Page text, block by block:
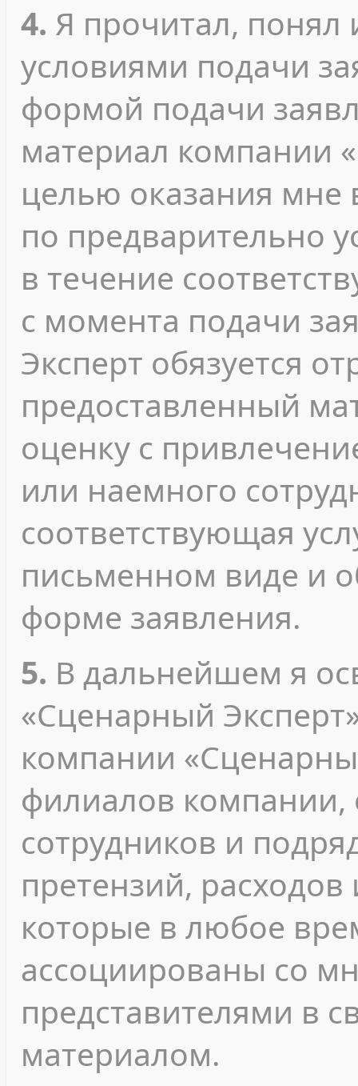
4. Я прочитал, понял
условиями подачи
формой подачи
материал компании
целью оказания мне
по предварительно
в течение
с момента подачи
Эксперт обязуется
предоставленный
оценку с
или наемного
соответствующая
письменном виде и
форме заявления.
5. В дальнейшем я
«Сценарный
компании
филиалов компании,
сотрудников и
претензий, расходов
которые в любое
ассоциированы со
представителями в
материалом.